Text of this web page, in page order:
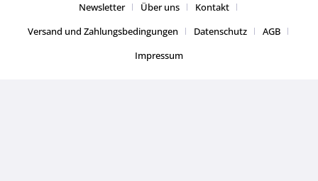
Newsletter Über uns
Kontakt
Versand und Zahlungsbedingungen
Datenschutz
AGB
Impressum